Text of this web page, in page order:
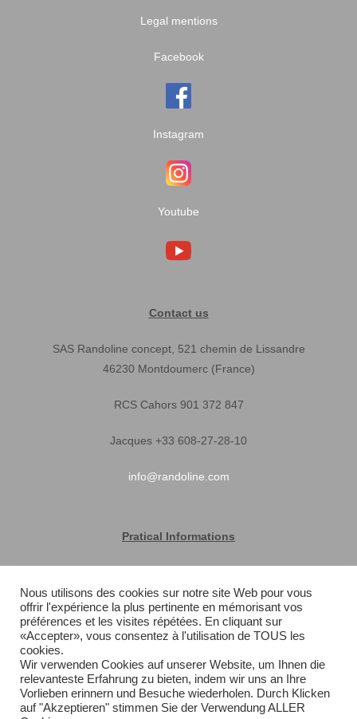
Legal mentions
Facebook
Instagram
Youtube
Contact us
SAS Randoline concept, 521 chemin de Lissandre
46230 Montdoumerc (France)
RCS Cahors 901 372 847
Jacques +33 608-27-28-10
info@randoline.com
Pratical Informations
Terms of Sales
Quick delivery
Sitemap
Nous utilisons des cookies sur notre site Web pour vous
offrir l'expérience la plus pertinente en mémorisant vos
préférences et les visites répétées. En cliquant sur
«Accepter», vous consentez à l'utilisation de TOUS les
cookies.
Wir verwenden Cookies auf unserer Website, um Ihnen die
relevanteste Erfahrung zu bieten, indem wir uns an Ihre
Vorlieben erinnern und Besuche wiederholen. Durch Klicken
auf "Akzeptieren" stimmen Sie der Verwendung ALLER